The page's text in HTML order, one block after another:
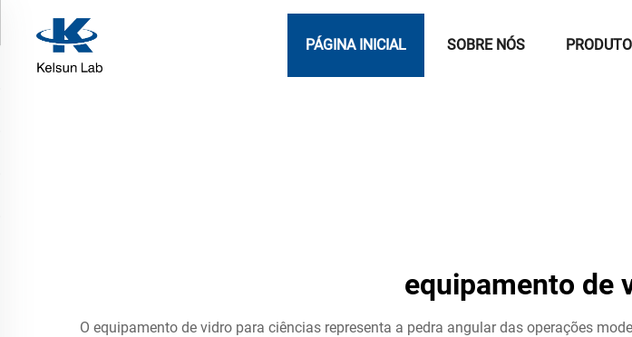
PÁGINA INICIAL SOBRE NÓS
equipamento de
O equipamento de vidro para ciências representa a pedra angular das operações